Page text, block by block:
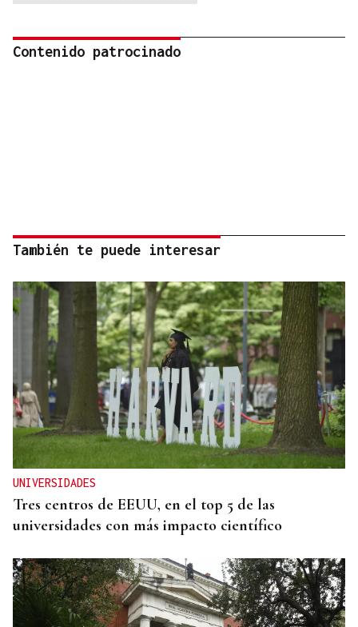
Contenido patrocinado
También te puede interesar
UNIVERSIDADES
Tres centros de EEUU, en el top 5 de las
universidades con más impacto científico